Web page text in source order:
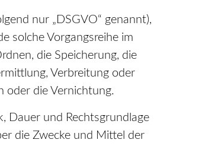
nur „DSGVO“ genannt),
solche Vorgangsreihe im
die Speicherung, die
Verbreitung oder
oder die Vernichtung.
Dauer und Rechtsgrundlage
die Zwecke und Mittel der